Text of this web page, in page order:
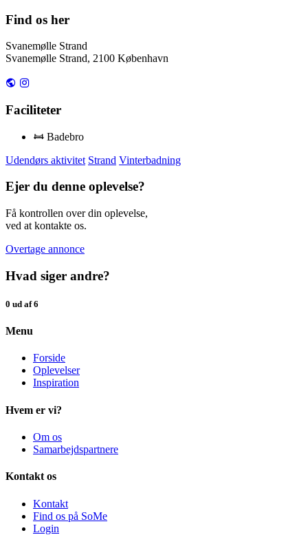
Find os her
Svanemølle Strand
Svanemølle Strand, 2100 København
Faciliteter
Badebro
Udendørs aktivitet Strand Vinterbadning
Ejer du denne oplevelse?
Få kontrollen over din oplevelse,
ved at kontakte os.
Overtage annonce
Hvad siger andre?
0 ud af 6
Menu
Forside
Oplevelser
Inspiration
Hvem er vi?
Om os
Samarbejdspartnere
Kontakt os
Kontakt
Find os på SoMe
Login